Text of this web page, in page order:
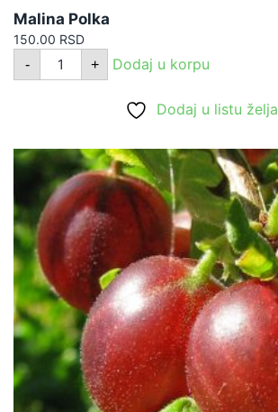
Malina Polka
150.00 RSD
-
Malina
Polka
količina
+ Dodaj u korpu
Dodaj u listu želja